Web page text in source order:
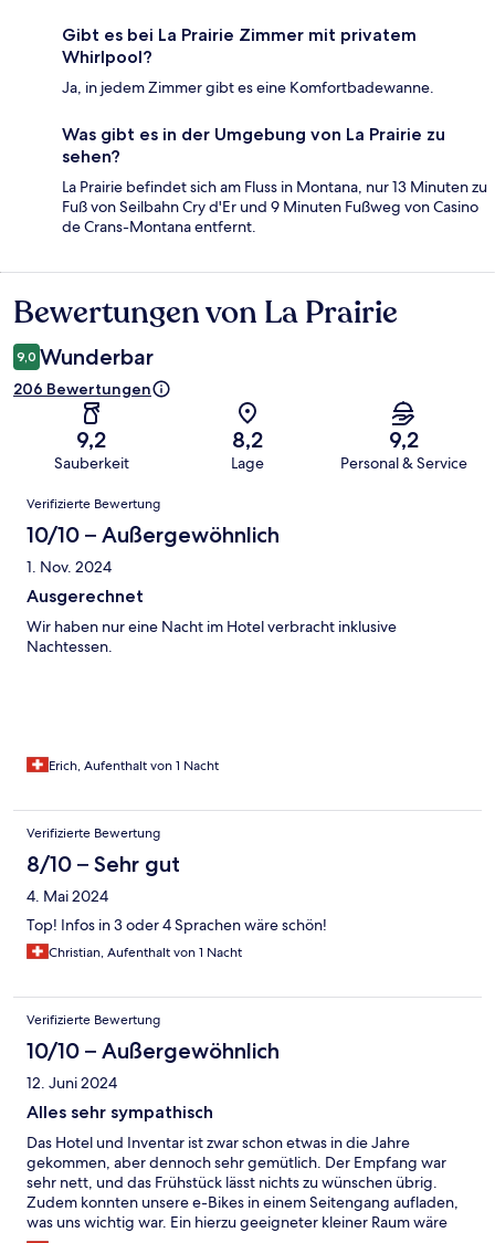
Gibt es bei La Prairie Zimmer mit privatem
Whirlpool?
Ja, in jedem Zimmer gibt es eine Komfortbadewanne.
Was gibt es in der Umgebung von La Prairie zu
sehen?
La Prairie befindet sich am Fluss in Montana, nur 13 Minuten zu
Fuß von Seilbahn Cry d'Er und 9 Minuten Fußweg von Casino
de Crans-Montana entfernt.
Bewertungen
Bewertungen von La Prairie
9,0 Wunderbar
206 Bewertungen
9,2
Sauberkeit
8,2
Lage
9,2
Personal & Service
Bewertungen
Verifizierte Bewertung
10/10 – Außergewöhnlich
1. Nov. 2024
Ausgerechnet
Wir haben nur eine Nacht im Hotel verbracht inklusive
Nachtessen.
Erich, Aufenthalt von 1 Nacht
Verifizierte Bewertung
8/10 – Sehr gut
4. Mai 2024
Top! Infos in 3 oder 4 Sprachen wäre schön!
Christian, Aufenthalt von 1 Nacht
Verifizierte Bewertung
10/10 – Außergewöhnlich
12. Juni 2024
Alles sehr sympathisch
Das Hotel und Inventar ist zwar schon etwas in die Jahre
gekommen, aber dennoch sehr gemütlich. Der Empfang war
sehr nett, und das Frühstück lässt nichts zu wünschen übrig.
Zudem konnten unsere e-Bikes in einem Seitengang aufladen,
was uns wichtig war. Ein hierzu geeigneter kleiner Raum wäre